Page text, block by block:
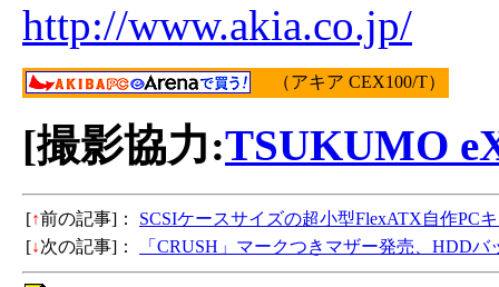
http://www.akia.co.jp/
（アキア CEX100/T）
[撮影協力:TSUKUMO
[↑前の記事]：
SCSIケースサイズの超小型FlexATX自作PC
[↓次の記事]： 「CRUSH」マークつきマザー発売、HDD